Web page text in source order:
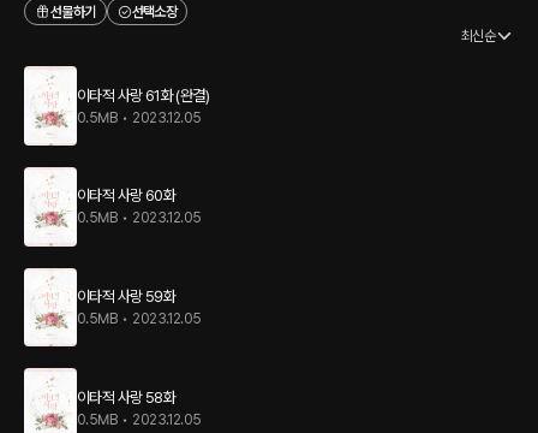
선물하기
선택소장
최신순
이타적 사랑 61화 (완결)
0.5MB • 2023.12.05
이타적 사랑 60화
0.5MB • 2023.12.05
이타적 사랑 59화
0.5MB • 2023.12.05
이타적 사랑 58화
0.5MB • 2023.12.05